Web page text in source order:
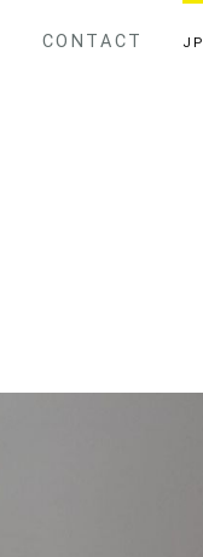
CONTACT JP